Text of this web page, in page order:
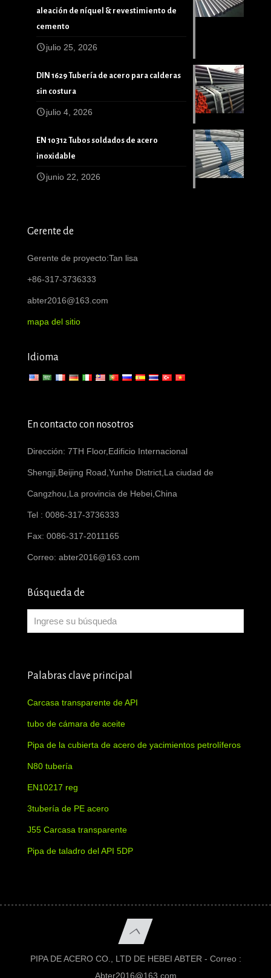
aleación de níquel & revestimiento de
cemento
julio 25, 2026
DIN 1629 Tubería de acero para calderas
sin costura
julio 4, 2026
EN 10312 Tubos soldados de acero
inoxidable
junio 22, 2026
Gerente de
Gerente de proyecto:Tan lisa
+86-317-3736333
abter2016@163.com
mapa del sitio
Idioma
En contacto con nosotros
Dirección: 7TH Floor,Edificio Internacional
Shengji,Beijing Road,Yunhe District,La ciudad de
Cangzhou,La provincia de Hebei,China
Tel : 0086-317-3736333
Fax: 0086-317-2011165
Correo: abter2016@163.com
Búsqueda de
Palabras clave principal
Carcasa transparente de API
tubo de cámara de aceite
Pipa de la cubierta de acero de yacimientos petrolíferos
N80 tubería
EN10217 reg
3tubería de PE acero
J55 Carcasa transparente
Pipa de taladro del API 5DP
PIPA DE ACERO CO., LTD DE HEBEI ABTER - Correo :
Abter2016@163.com